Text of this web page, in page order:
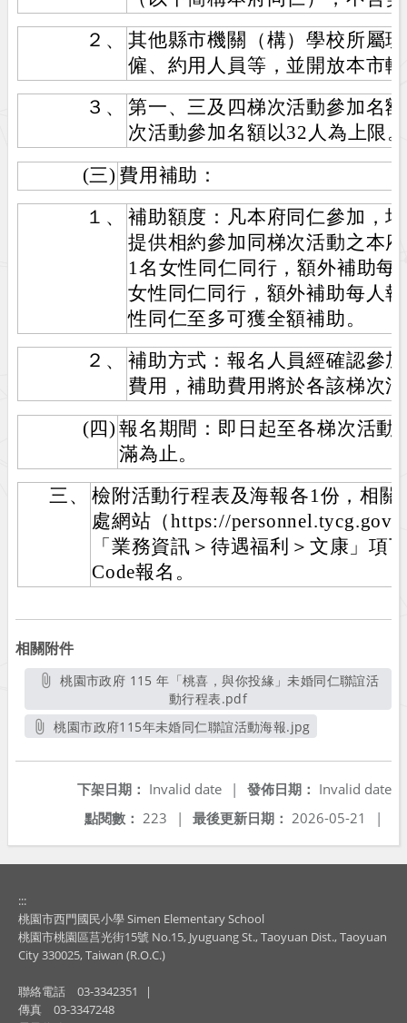
２、
其他縣市機關（構）學校所屬
僱、約用人員等，並開放本市
３、
第一、三及四梯次活動參加名
次活動參加名額以32人為上限。
(三) 費用補助：
１、
補助額度：凡本府同仁參加，
提供相約參加同梯次活動之本
1名女性同仁同行，額外補助每
女性同仁同行，額外補助每人
性同仁至多可獲全額補助。
２、
補助方式：報名人員經確認參
費用，補助費用將於各該梯次
(四) 報名期間：即日起至各梯次活動
滿為止。
三、
檢附活動行程表及海報各1份，相
處網站（https://
「業務資訊＞待遇福利＞文康」項
Code報名。
相關附件
桃園市政府 115 年「桃喜，與你投緣」未婚同仁聯誼活
動行程表.pdf另開新視窗
桃園市政府115年未婚同仁聯誼活動海報.jpg
發佈日期： Invalid date
下架日期： Invalid date
|
最後更新日期： 2026-05-21 |
點閱數： 223 |
:::
桃園市西門國民小學 Simen Elementary School
桃園市桃園區莒光街15號 No.15, Jyuguang St., Taoyuan Dist., Taoyuan
City 330025, Taiwan (R.O.C.)
聯絡電話 03-3342351
|
傳真
03-3347248